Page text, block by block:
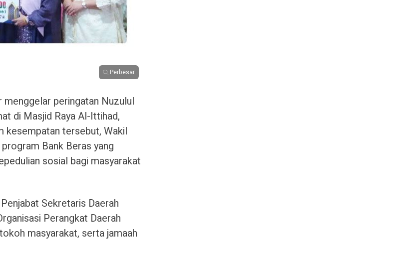
Perbesar
peringatan Nuzulul
di Masjid Raya Al-Ittihad,
kesempatan tersebut, Wakil
Bank Beras yang
sosial bagi masyarakat
Sekretaris Daerah
Perangkat Daerah
masyarakat, serta jamaah